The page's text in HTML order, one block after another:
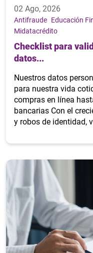
02 Ago, 2026
Antifraude Educación
Midatacrédito
Checklist para
datos...
Nuestros datos
para nuestra vida
compras en línea
bancarias Con el
y robos de identidad,